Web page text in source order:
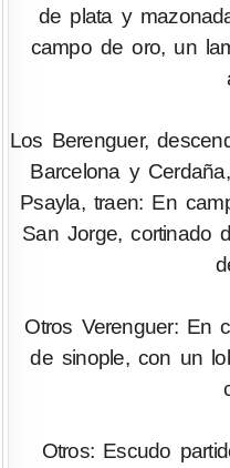
de plata y
campo de oro, un
Los Berenguer,
Barcelona y
Psayla, traen: En
San Jorge, cortinado
Otros Verenguer: En
de sinople, con un
Otros: Escudo